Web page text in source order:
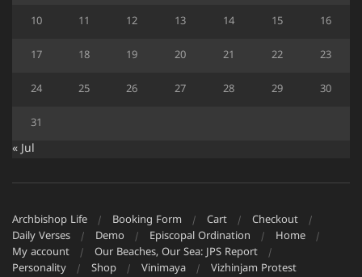
10 11 12 13 14 15 16
17 18 19 20 21 22 23
24 25 26 27 28 29 30
31
« Jul
Archbishop Life Booking Form Cart
Checkout
Daily Verses
Demo Episcopal Ordination
Home
My account
Our Beaches, Our Sea: JPS Report
Personality
Shop Vinimaya Vizhinjam Protest